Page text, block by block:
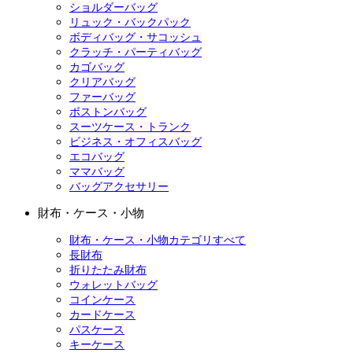
ショルダーバッグ
リュック・バックパック
ボディバッグ・サコッシュ
クラッチ・パーティバッグ
カゴバッグ
クリアバッグ
ファーバッグ
ボストンバッグ
スーツケース・トランク
ビジネス・オフィスバッグ
エコバッグ
ママバッグ
バッグアクセサリー
財布・ケース・小物
財布・ケース・小物カテゴリすべて
長財布
折りたたみ財布
ウォレットバッグ
コインケース
カードケース
パスケース
キーケース